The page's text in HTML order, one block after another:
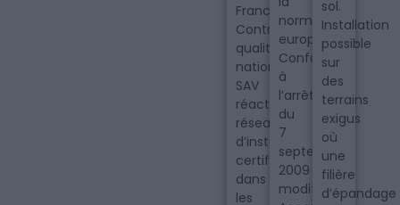
France.
Contrôle
qualité
national,
SAV
réactif,
réseau
d’installateurs
certifiés
dans
les
norme
européenne.
Conformité
à
l’arrêté
du
7
septembre
2009
modifié.
sol.
Installation
possible
sur
des
terrains
exigus
où
une
filière
d’épandage